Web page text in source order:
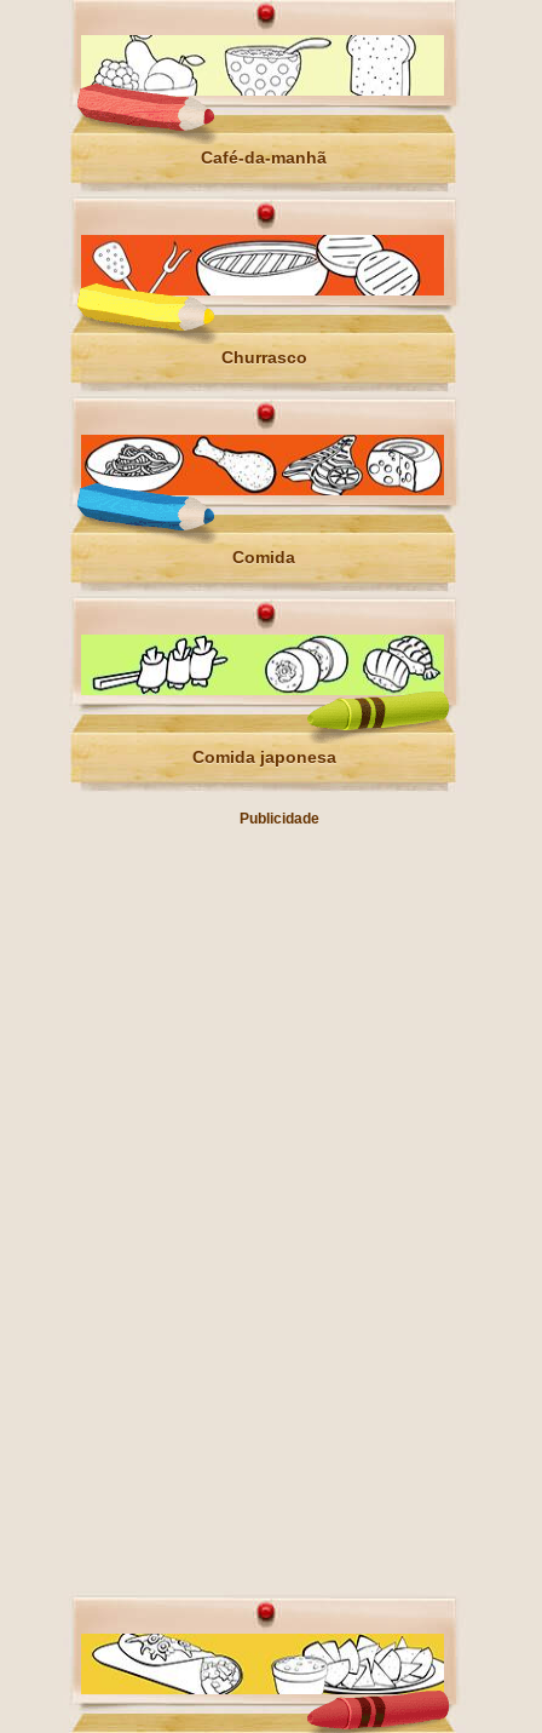
Café-da-manhã
Churrasco
Comida
Comida japonesa
Publicidade